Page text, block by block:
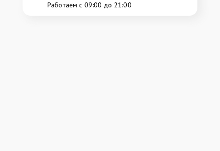
Работаем с 09:00 до 21:00